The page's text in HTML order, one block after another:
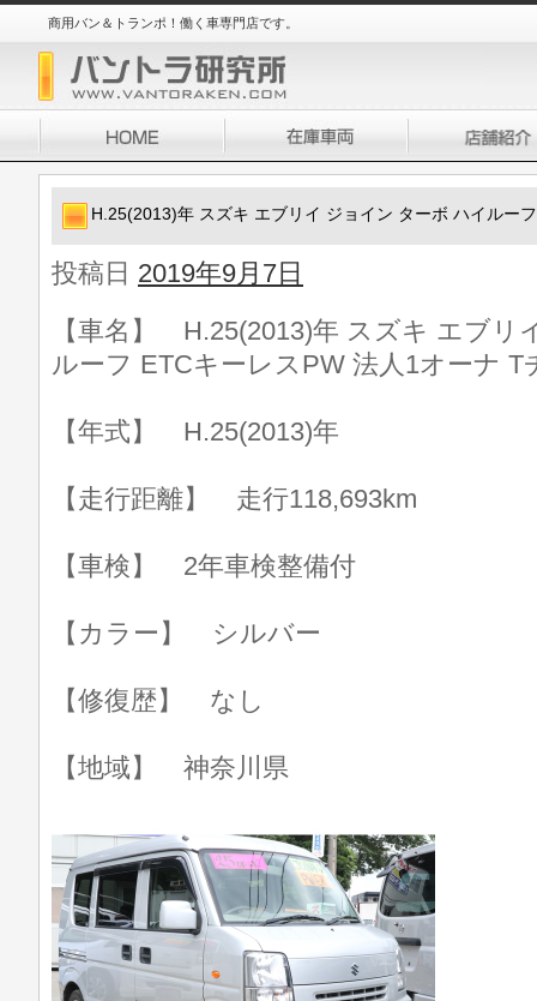
商用バン＆トランポ！働く車専門店です。
H.25(2013)年 スズキ エブリイ ジョイン ターボ ハイルー
投稿日 2019年9月7日
【車名】 H.25(2013)年 スズキ エブリ
ルーフ ETCキーレスPW 法人1オーナ T
【年式】 H.25(2013)年
【走行距離】 走行118,693km
【車検】 2年車検整備付
【カラー】 シルバー
【修復歴】 なし
【地域】 神奈川県